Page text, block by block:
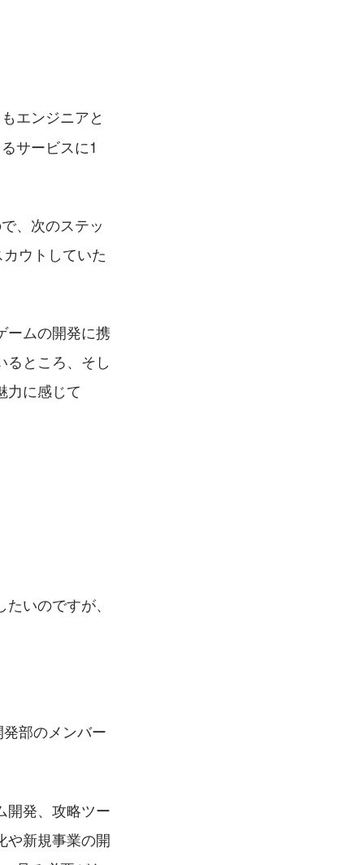
エンジニアと
サービスに1
、次のステッ
ウトしていた
ームの開発に携
るところ、そし
⼒に感じて
いのですが、
部のメンバー
開発、攻略ツー
や新規事業の開